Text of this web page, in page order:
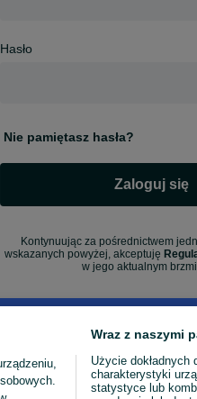
Hasło
Nie pamiętasz hasła?
Zaloguj się
Kontynuując za pośrednictwem
wskazanych powyżej, akceptuję
w jego aktualnym
Wraz z naszymi
Użycie
charakterystyki
statystyce lub